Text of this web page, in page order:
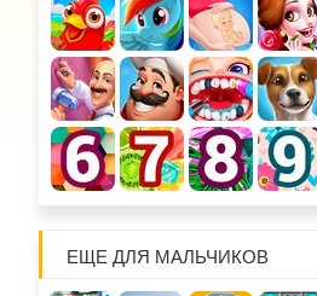
ЕЩЕ ДЛЯ МАЛЬЧИКОВ